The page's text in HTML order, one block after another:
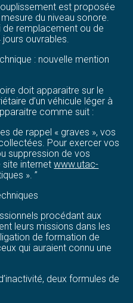
est proposée
du niveau sonore.
de remplacement ou de
ouvrables.
: nouvelle mention
doit apparaitre sur le
d’un véhicule léger à
comme suit :
de rappel « graves », vos
Pour exercer vos
suppression de vos
site internetwww.utac-
». ”
procédant aux
leurs missions dans les
de formation de
qui auraient connu une
deux formules de